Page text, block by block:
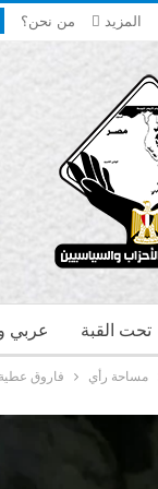
من نحن؟ المزيد
عربي تحت القبة
مساحة رأي فاروق